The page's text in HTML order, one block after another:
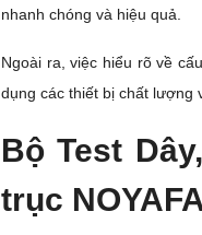
nhanh chóng và hiệu quả.
Ngoài ra, việc hiểu rõ về
dụng các thiết bị chất lượng
Bộ Test
trục